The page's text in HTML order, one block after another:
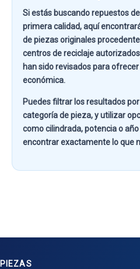
Si estás buscandorepuestos
primera calidad, aquí
de piezas originales
centros de reciclaje
han sido revisados para
económica.
Puedes filtrar los resultados por
categoría de pieza, y utilizar
comocilindrada, potencia o
encontrar exactamente lo que
PIEZAS